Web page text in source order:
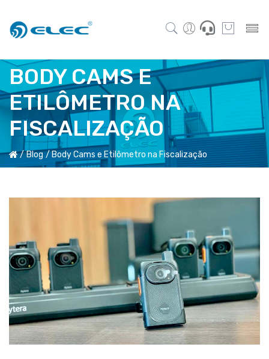
BODY CAMS E
ETILÔMETRO NA
FISCALIZAÇÃO
/ Blog / Body Cams e Etilômetro na Fiscalização